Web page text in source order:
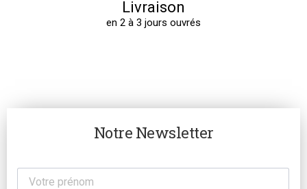
Livraison
en 2 à 3 jours ouvrés
Notre Newsletter